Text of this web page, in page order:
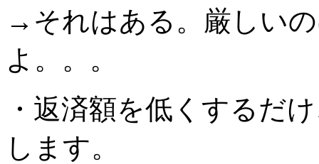
→それはある。厳しい
よ。。。
・返済額を低くするだ
します。